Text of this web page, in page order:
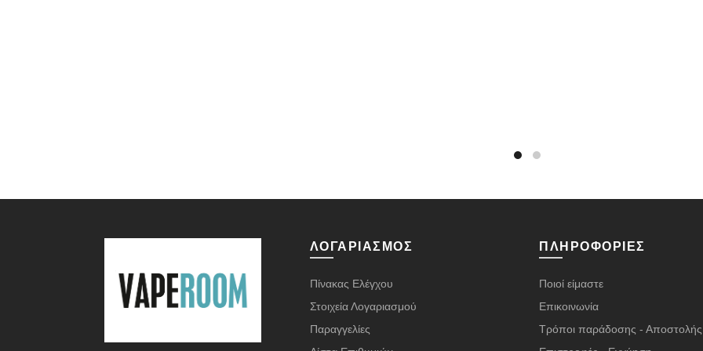
ΛΟΓΑΡΙΑΣΜΌΣ
Πίνακας Ελέγχου
Στοιχεία Λογαριασμού
Παραγγελίες
ΠΛΗΡΟΦΟΡΊΕΣ
Ποιοί είμαστε
Επικοινωνία
Τρόποι παράδοσης - Αποστολής